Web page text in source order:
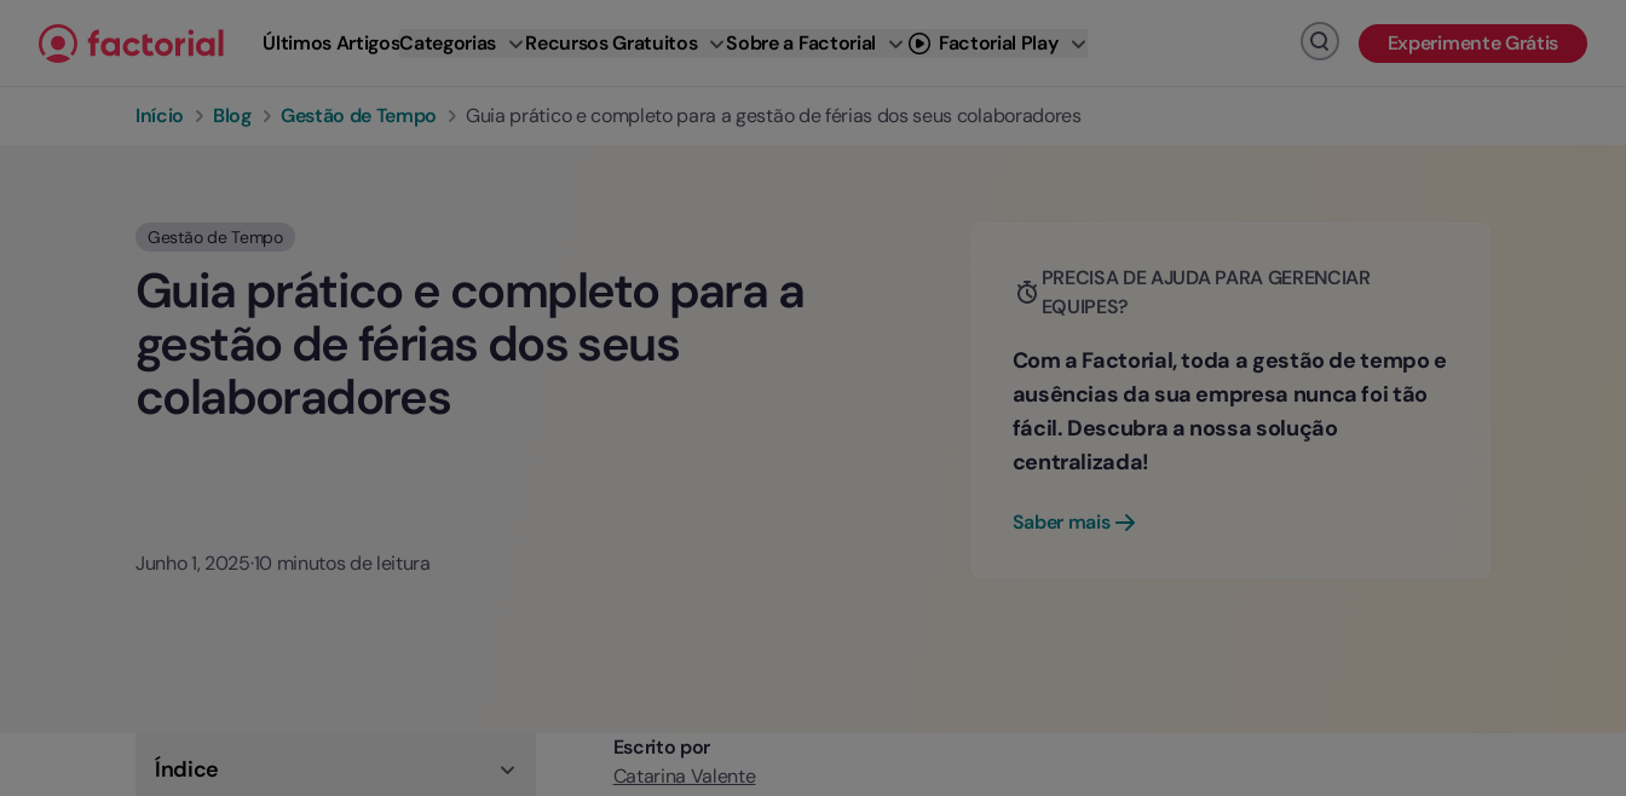
Últimos ArtigosCategorias Recursos Gratuitos Sobre a Factorial Factorial Play Clique para pesquisar
Experimente Grátis
Início Blog Gestão de Tempo Guia prático e completo para a gestão de férias dos seus colaboradores
Gestão de Tempo
Guia prático e completo para a
gestão de férias dos seus
colaboradores
Junho 1, 2025·10 minutos de leitura
PRECISA DE AJUDA PARA GERENCIAR
EQUIPES?
Com a Factorial, toda a gestão de tempo e
ausências da sua empresa nunca foi tão
fácil. Descubra a nossa solução
centralizada!
Saber mais
Índice
Escrito por
Catarina Valente